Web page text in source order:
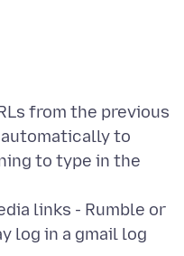
from the previous
to
to type in the
links - Rumble or
log in a gmail log